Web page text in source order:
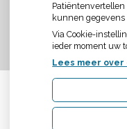
Uw
Patiëntenvertellen
kunnen gegevens
Via Cookie-
ieder moment uw
Lees meer over